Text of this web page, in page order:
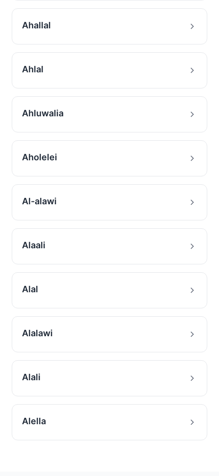
Ahallal
Ahlal
Ahluwalia
Aholelei
Al-alawi
Alaali
Alal
Alalawi
Alali
Alella